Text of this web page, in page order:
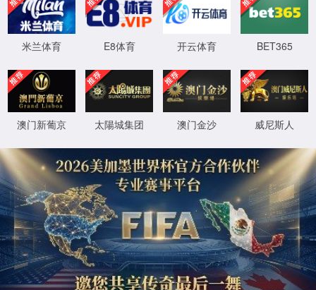
提示：无效的文章参数！(02)
首页 关闭此页